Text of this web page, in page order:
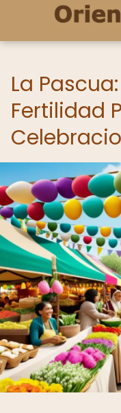
La
Fertilidad